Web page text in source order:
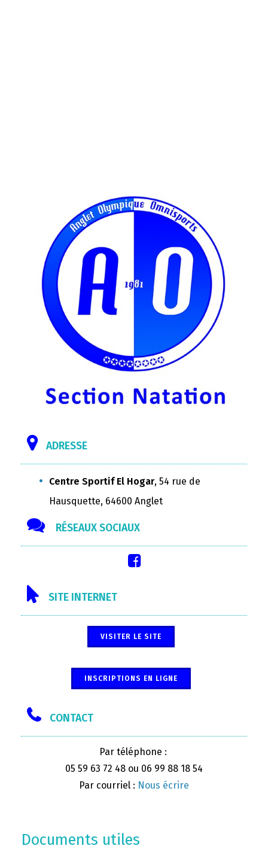
ADRESSE
Centre Sportif El Hogar, 54 rue de
Hausquette, 64600 Anglet
RÉSEAUX SOCIAUX
SITE INTERNET
VISITER LE SITE
INSCRIPTIONS EN LIGNE
CONTACT
Par téléphone :
05 59 63 72 48 ou 06 99 88 18 54
Par courriel : Nous écrire
Documents utiles